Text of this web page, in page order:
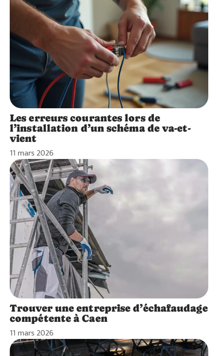
Les erreurs courantes lors de
l’installation d’un schéma de va-et-
vient
11 mars 2026
Trouver une entreprise d’échafaudage
compétente à Caen
11 mars 2026